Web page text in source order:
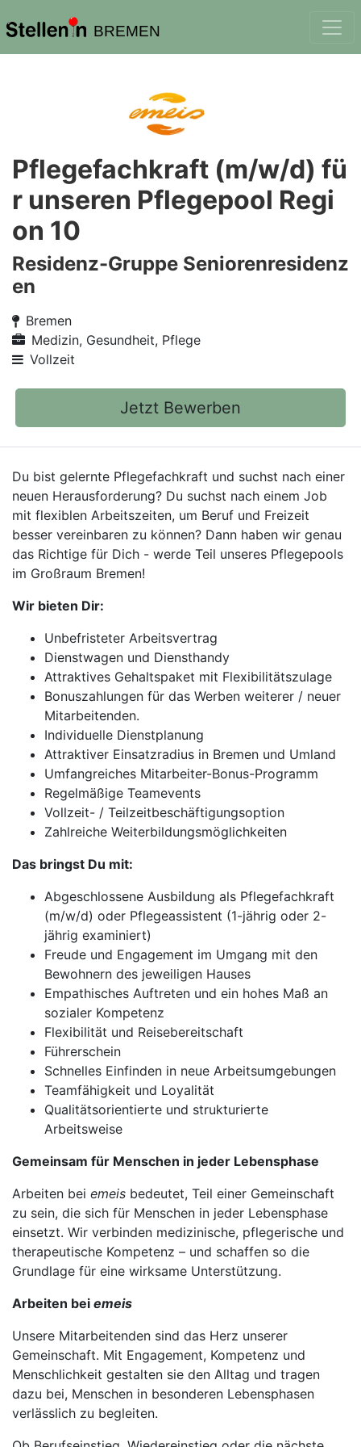
BREMEN
Pflegefachkraft (m/w/d) fü
r unseren Pflegepool Regi
on 10
Residenz-Gruppe Seniorenresidenz
en
Bremen
Medizin, Gesundheit, Pflege
Vollzeit
Jetzt Bewerben
Du bist gelernte Pflegefachkraft und suchst nach einer
neuen Herausforderung? Du suchst nach einem Job
mit flexiblen Arbeitszeiten, um Beruf und Freizeit
besser vereinbaren zu können? Dann haben wir genau
das Richtige für Dich - werde Teil unseres Pflegepools
im Großraum Bremen!
Wir bieten Dir:
Unbefristeter Arbeitsvertrag
Dienstwagen und Diensthandy
Attraktives Gehaltspaket mit Flexibilitätszulage
Bonuszahlungen für das Werben weiterer / neuer
Mitarbeitenden.
Individuelle Dienstplanung
Attraktiver Einsatzradius in Bremen und Umland
Umfangreiches Mitarbeiter-Bonus-Programm
Regelmäßige Teamevents
Vollzeit- / Teilzeitbeschäftigungsoption
Zahlreiche Weiterbildungsmöglichkeiten
Das bringst Du mit:
Abgeschlossene Ausbildung als Pflegefachkraft
(m/w/d) oder Pflegeassistent (1-jährig oder 2-
jährig examiniert)
Freude und Engagement im Umgang mit den
Bewohnern des jeweiligen Hauses
Empathisches Auftreten und ein hohes Maß an
sozialer Kompetenz
Flexibilität und Reisebereitschaft
Führerschein
Schnelles Einfinden in neue Arbeitsumgebungen
Teamfähigkeit und Loyalität
Qualitätsorientierte und strukturierte
Arbeitsweise
Gemeinsam für Menschen in jeder Lebensphase
Arbeiten bei emeis bedeutet, Teil einer Gemeinschaft
zu sein, die sich für Menschen in jeder Lebensphase
einsetzt. Wir verbinden medizinische, pflegerische und
therapeutische Kompetenz – und schaffen so die
Grundlage für eine wirksame Unterstützung.
Arbeiten bei emeis
Unsere Mitarbeitenden sind das Herz unserer
Gemeinschaft. Mit Engagement, Kompetenz und
Menschlichkeit gestalten sie den Alltag und tragen
dazu bei, Menschen in besonderen Lebensphasen
verlässlich zu begleiten.